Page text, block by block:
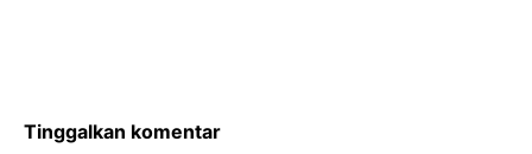
Tinggalkan komentar